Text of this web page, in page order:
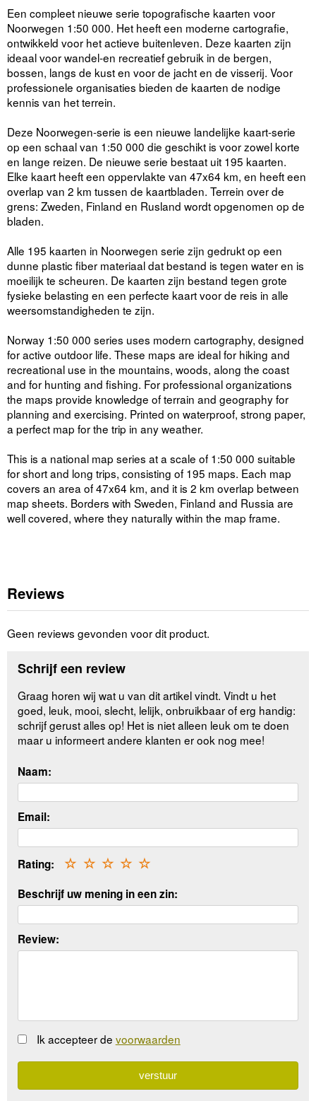
Een compleet nieuwe serie topografische kaarten voor
Noorwegen 1:50 000. Het heeft een moderne cartografie,
ontwikkeld voor het actieve buitenleven. Deze kaarten zijn
ideaal voor wandel-en recreatief gebruik in de bergen,
bossen, langs de kust en voor de jacht en de visserij. Voor
professionele organisaties bieden de kaarten de nodige
kennis van het terrein.
Deze Noorwegen-serie is een nieuwe landelijke kaart-serie
op een schaal van 1:50 000 die geschikt is voor zowel korte
en lange reizen. De nieuwe serie bestaat uit 195 kaarten.
Elke kaart heeft een oppervlakte van 47x64 km, en heeft een
overlap van 2 km tussen de kaartbladen. Terrein over de
grens: Zweden, Finland en Rusland wordt opgenomen op de
bladen.
Alle 195 kaarten in Noorwegen serie zijn gedrukt op een
dunne plastic fiber materiaal dat bestand is tegen water en is
moeilijk te scheuren. De kaarten zijn bestand tegen grote
fysieke belasting en een perfecte kaart voor de reis in alle
weersomstandigheden te zijn.
Norway 1:50 000 series uses modern cartography, designed
for active outdoor life. These maps are ideal for hiking and
recreational use in the mountains, woods, along the coast
and for hunting and fishing. For professional organizations
the maps provide knowledge of terrain and geography for
planning and exercising. Printed on waterproof, strong paper,
a perfect map for the trip in any weather.
This is a national map series at a scale of 1:50 000 suitable
for short and long trips, consisting of 195 maps. Each map
covers an area of 47x64 km, and it is 2 km overlap between
map sheets. Borders with Sweden, Finland and Russia are
well covered, where they naturally within the map frame.
Reviews
Geen reviews gevonden voor dit product.
Schrijf een review
Graag horen wij wat u van dit artikel vindt. Vindt u het
goed, leuk, mooi, slecht, lelijk, onbruikbaar of erg handig:
schrijf gerust alles op! Het is niet alleen leuk om te doen
maar u informeert andere klanten er ook nog mee!
Naam:
Email:
Rating: ☆
☆
☆
☆
☆
Beschrijf uw mening in een zin:
Review:
Ik accepteer de voorwaarden